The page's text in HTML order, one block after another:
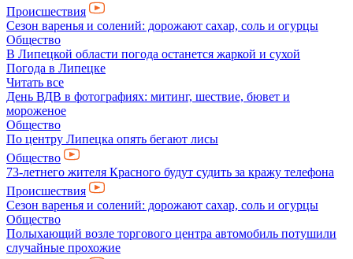
Происшествия
Сезон варенья и солений: дорожают сахар, соль и огурцы
Общество
В Липецкой области погода останется жаркой и сухой
Погода в Липецке
Читать все
День ВДВ в фотографиях: митинг, шествие, бювет и
мороженое
Общество
По центру Липецка опять бегают лисы
Общество
73-летнего жителя Красного будут судить за кражу телефона
Происшествия
Сезон варенья и солений: дорожают сахар, соль и огурцы
Общество
Полыхающий возле торгового центра автомобиль потушили
случайные прохожие